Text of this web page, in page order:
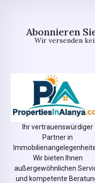
Abonnieren
Wir versenden
Ihr vertrauenswürdiger
Partner in
Wir bieten Ihnen
außergewöhnlichen
und kompetente